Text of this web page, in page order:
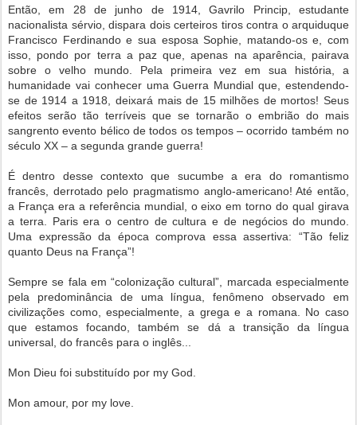
Então, em 28 de junho de 1914, Gavrilo Princip, estudante
nacionalista sérvio, dispara dois certeiros tiros contra o arquiduque
Francisco Ferdinando e sua esposa Sophie, matando-os e, com
isso, pondo por terra a paz que, apenas na aparência, pairava
sobre o velho mundo. Pela primeira vez em sua história, a
humanidade vai conhecer uma Guerra Mundial que, estendendo-
se de 1914 a 1918, deixará mais de 15 milhões de mortos! Seus
efeitos serão tão terríveis que se tornarão o embrião do mais
sangrento evento bélico de todos os tempos – ocorrido também no
século XX – a segunda grande guerra!
É dentro desse contexto que sucumbe a era do romantismo
francês, derrotado pelo pragmatismo anglo-americano! Até então,
a França era a referência mundial, o eixo em torno do qual girava
a terra. Paris era o centro de cultura e de negócios do mundo.
Uma expressão da época comprova essa assertiva: “Tão feliz
quanto Deus na França”!
Sempre se fala em “colonização cultural”, marcada especialmente
pela predominância de uma língua, fenômeno observado em
civilizações como, especialmente, a grega e a romana. No caso
que estamos focando, também se dá a transição da língua
universal, do francês para o inglês...
Mon Dieu foi substituído por my God.
Mon amour, por my love.